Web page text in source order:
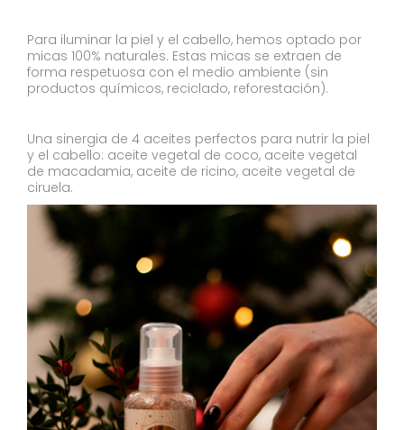
Para iluminar la piel y el cabello, hemos optado por
micas 100% naturales. Estas micas se extraen de
forma respetuosa con el medio ambiente (sin
productos químicos, reciclado, reforestación).
Una sinergia de 4 aceites perfectos para nutrir la piel
y el cabello: aceite vegetal de coco, aceite vegetal
de macadamia, aceite de ricino, aceite vegetal de
ciruela.